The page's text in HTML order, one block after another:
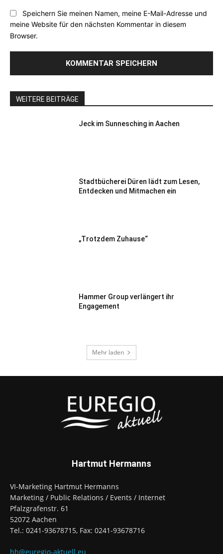
Speichern Sie meinen Namen, meine E-Mail-Adresse und
meine Website für den nächsten Kommentar in diesem
Browser.
WEITERE BEITRÄGE
Jeck im Sunnesching in Aachen
Stadtbücherei Düren lädt zum Lesen,
Entdecken und Mitmachen ein
„Trotzdem Zuhause“
Hammer Group verlängert ihr
Engagement
Mehr laden
Hartmut Hermanns
VI-Marketing Hartmut Hermanns
Marketing / Public Relations / Events / Internet
Pfalzgrafenstr. 61
52072 Aachen
Tel.: 0241-93678715, Fax: 0241-93678716
hh@euregio-aktuell.eu